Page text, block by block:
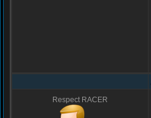
Respect RACER